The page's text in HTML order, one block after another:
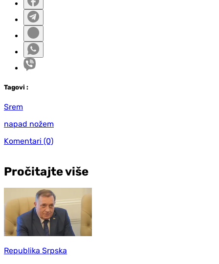
Tagovi :
Srem
napad nožem
Komentari (0)
Pročitajte više
Republika Srpska